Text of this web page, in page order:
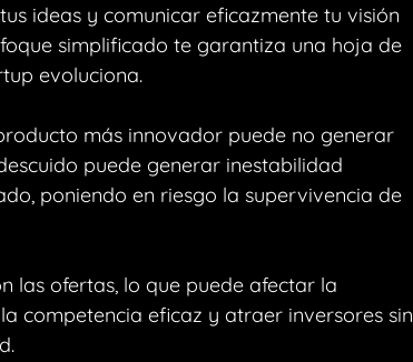
ideas y comunicar eficazmente tu visión
simplificado te garantiza una hoja de
evoluciona.
más innovador puede no generar
puede generar inestabilidad
poniendo en riesgo la supervivencia de
las ofertas, lo que puede afectar la
competencia eficaz y atraer inversores sin